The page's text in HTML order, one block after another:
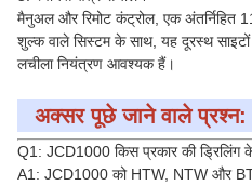
मैनुअल और रिमोट कंट्रोल, एक अंतर्निहित
शुल्क वाले सिस्टम के साथ, यह दूरस्थ
लचीला नियंत्रण आवश्यक हैं।
अक्सर पूछे जाने वाले प्रश्न:
Q1: JCD1000 किस प्रकार की ड्रिलिंग
A1: JCD1000 को HTW, NTW और